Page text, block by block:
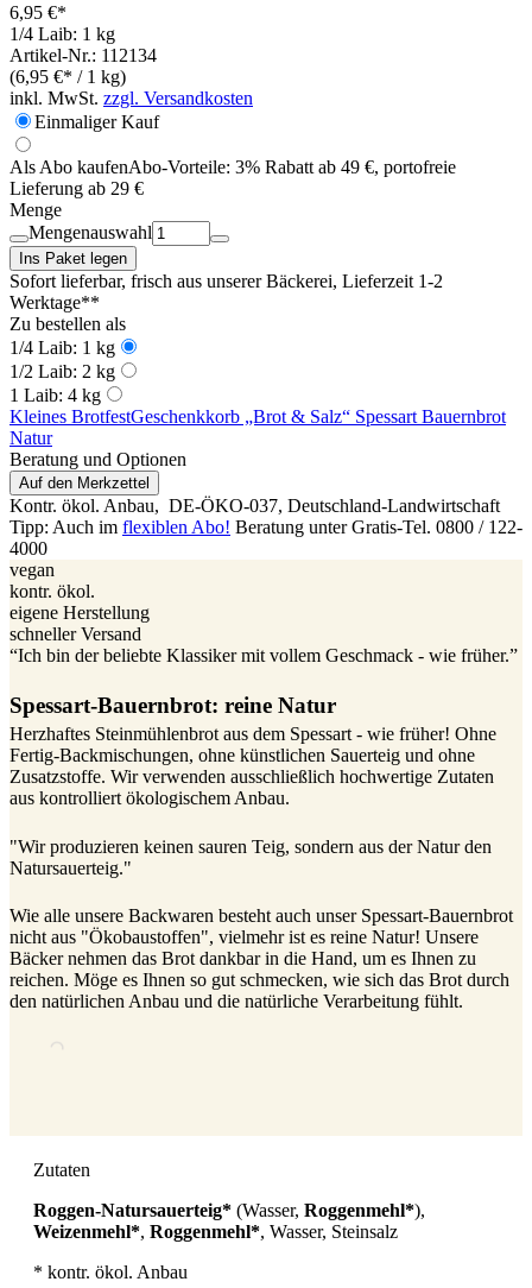
6,95 €*
1/4 Laib: 1 kg
Artikel-Nr.: 112134
(6,95 €* / 1 kg)
inkl. MwSt. zzgl. Versandkosten
Einmaliger Kauf
Als Abo kaufenAbo-Vorteile: 3% Rabatt ab 49 €, portofreie
Lieferung ab 29 €
Menge
Mengenauswahl
Ins Paket legen
Sofort lieferbar, frisch aus unserer Bäckerei, Lieferzeit 1-2
Werktage**
Zu bestellen als
1/4 Laib: 1 kg
1/2 Laib: 2 kg
1 Laib: 4 kg
Kleines BrotfestGeschenkkorb „Brot & Salz“ Spessart Bauernbrot
Natur
Beratung und Optionen
Auf den Merkzettel
Kontr. ökol. Anbau, DE-ÖKO-037, Deutschland-Landwirtschaft
Tipp: Auch im flexiblen Abo! Beratung unter Gratis-Tel. 0800 / 122-
4000
vegan
kontr. ökol.
eigene Herstellung
schneller Versand
“Ich bin der beliebte Klassiker mit vollem Geschmack - wie früher.”
Spessart-Bauernbrot: reine Natur
Herzhaftes Steinmühlenbrot aus dem Spessart - wie früher! Ohne
Fertig-Backmischungen, ohne künstlichen Sauerteig und ohne
Zusatzstoffe. Wir verwenden ausschließlich hochwertige Zutaten
aus kontrolliert ökologischem Anbau.
"Wir produzieren keinen sauren Teig, sondern aus der Natur den
Natursauerteig."
Wie alle unsere Backwaren besteht auch unser Spessart-Bauernbrot
nicht aus "Ökobaustoffen", vielmehr ist es reine Natur! Unsere
Bäcker nehmen das Brot dankbar in die Hand, um es Ihnen zu
reichen. Möge es Ihnen so gut schmecken, wie sich das Brot durch
den natürlichen Anbau und die natürliche Verarbeitung fühlt.
Zutaten
Roggen-Natursauerteig* (Wasser, Roggenmehl*),
Weizenmehl*, Roggenmehl*, Wasser, Steinsalz
* kontr. ökol. Anbau